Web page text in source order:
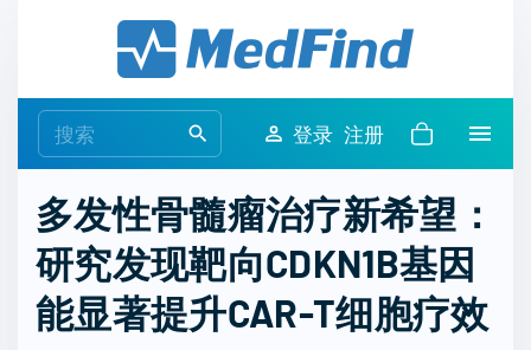
e
r
c
h
f
登录 注册
多发性骨髓瘤治疗新希望：
研究发现靶向CDKN1B基因
能显著提升CAR-T细胞疗效